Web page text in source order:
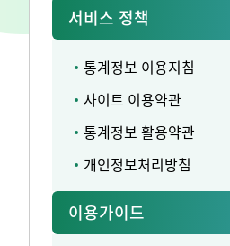
서비스 정책
통계정보 이용지침
사이트 이용약관
통계정보 활용약관
개인정보처리방침
이용가이드